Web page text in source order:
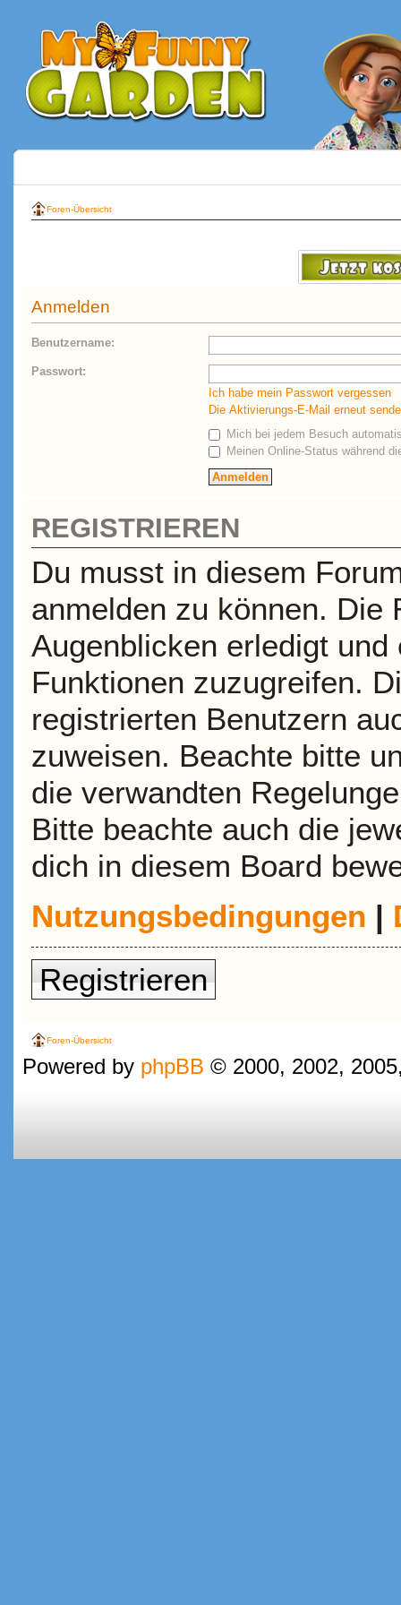
Foren-Übersicht
Anmelden
Benutzername:
Passwort:
Ich habe mein Passwort vergessen
Die Aktivierungs-E-Mail erneut
Mich bei jedem Besuch
Meinen Online-Status während
REGISTRIEREN
Du musst in diesem
anmelden zu können. Die
Augenblicken erledigt
Funktionen zuzugreifen.
registrierten Benutzern
zuweisen. Beachte bitte
die verwandten
Bitte beachte auch die
dich in diesem Board
Nutzungsbedingungen |
Registrieren
Foren-Übersicht
Powered by phpBB © 2000, 2002,